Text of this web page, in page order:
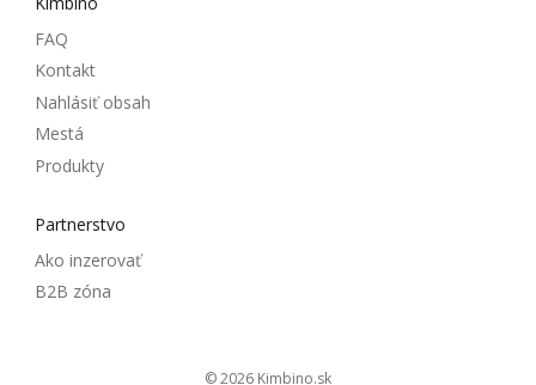
FAQ
Kontakt
Nahlásiť obsah
Mestá
Produkty
Partnerstvo
Ako inzerovať
B2B zóna
© 2026 kimbino.sk